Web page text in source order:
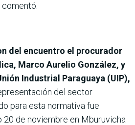
del encuentro el procurador
Marco Aurelio González, y
Industrial Paraguaya (UIP),
del sector
para esta normativa fue
20 de noviembre en Mburuvicha